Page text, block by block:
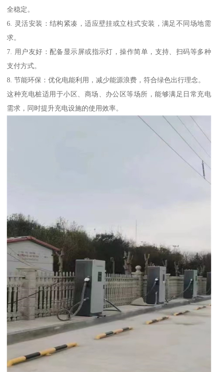
全稳定。
6. 灵活安装：结构紧凑，适应壁挂或立柱式安装，满足不同场地需
求。
7. 用户友好：配备显示屏或指示灯，操作简单，支持、扫码等多种
支付方式。
8. 节能环保：优化电能利用，减少能源浪费，符合绿色出行理念。
这种充电桩适用于小区、商场、办公区等场所，能够满足日常充电
需求，同时提升充电设施的使用效率。